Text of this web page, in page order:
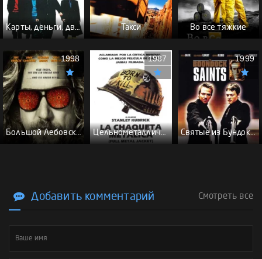
Карты, деньги, два ствола - (Перевод Гоблина) Такси Во все тяжкие
Большой Лебовски - (Перевод Гоблина)
1998
Цельнометаллическая оболочка - (Перевод Гоблина)
1987
Святые из Бундока \ Святые из трущоб - (Перевод Гоблина)
1999
Добавить комментарий Смотреть все